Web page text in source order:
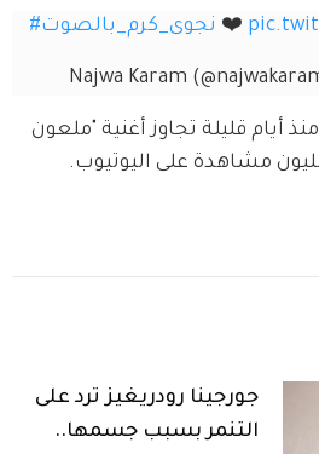
#نجوى_كرم_بالصوت ❤️
أيام قليلة تجاوز أغنية "ملعون
جورجينا رودريغيز ترد على
التنمر بسبب جسمها..